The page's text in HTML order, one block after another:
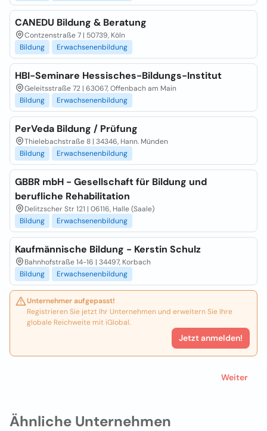
Ähnliche Unternehmen
CANEDU Bildung & Beratung
Contzenstraße 7 | 50739, Köln
Bildung
Erwachsenenbildung
HBI-Seminare Hessisches-Bildungs-Institut
Geleitsstraße 72 | 63067, Offenbach am Main
Bildung
Erwachsenenbildung
PerVeda Bildung / Prüfung
Thielebachstraße 8 | 34346, Hann. Münden
Bildung
Erwachsenenbildung
GBBR mbH - Gesellschaft für Bildung und
berufliche Rehabilitation
Delitzscher Str 121 | 06116, Halle (Saale)
Bildung
Erwachsenenbildung
Kaufmännische Bildung - Kerstin Schulz
Bahnhofstraße 14-16 | 34497, Korbach
Bildung
Erwachsenenbildung
Unternehmer aufgepasst!
Registrieren Sie jetzt Ihr Unternehmen und erweitern Sie Ihre
globale Reichweite mit iGlobal.
Jetzt anmelden!
Weiter